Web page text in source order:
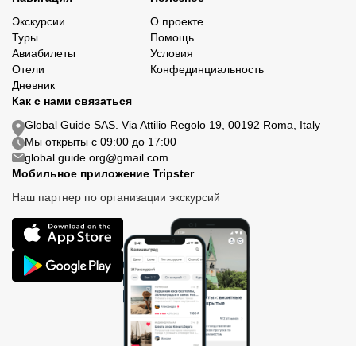
Экскурсии
Туры
Авиабилеты
Отели
Дневник
О проекте
Помощь
Условия
Конфединциальность
Как с нами связаться
Global Guide SAS. Via Attilio Regolo 19, 00192 Roma, Italy
Мы открыты с 09:00 до 17:00
global.guide.org@gmail.com
Мобильное приложение Tripster
Наш партнер по организации экскурсий